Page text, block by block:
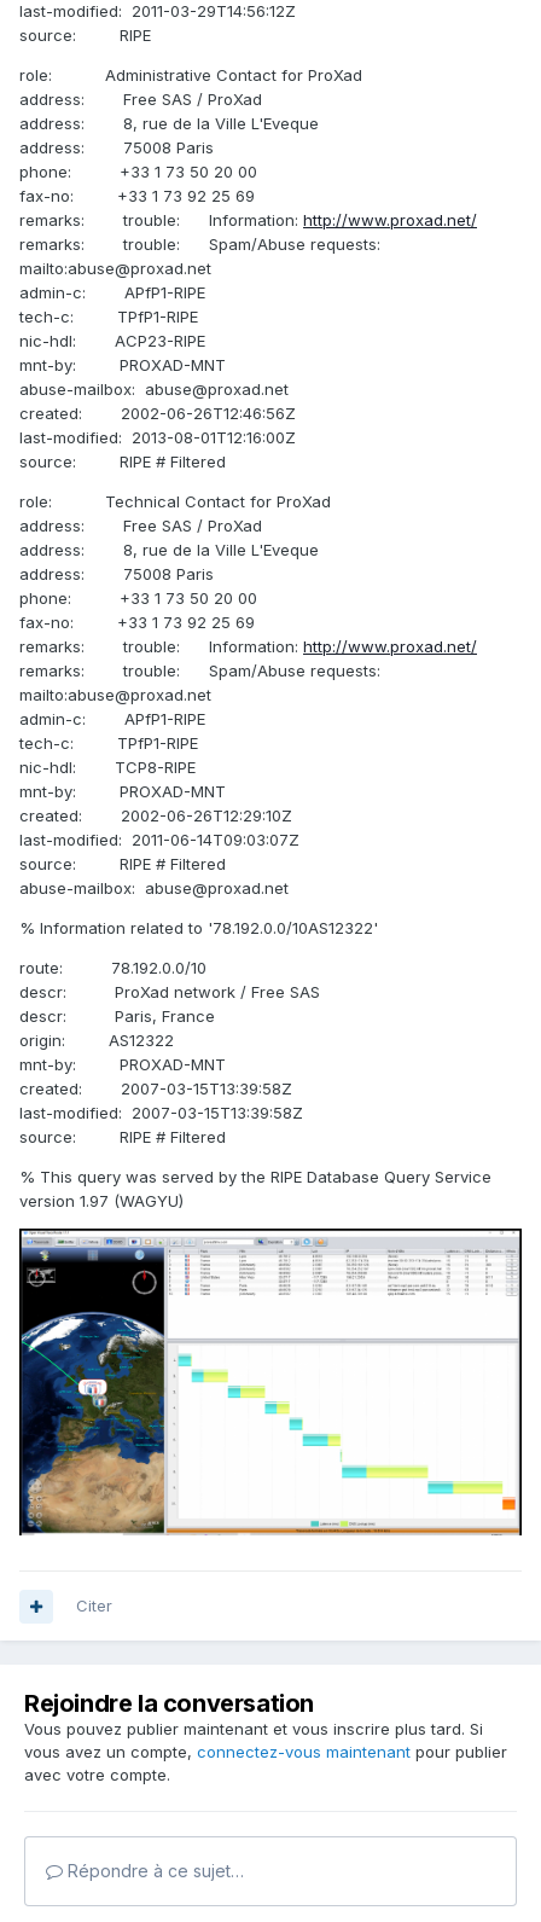
last-modified: 2011-03-29T14:56:12Z
source: RIPE
role: Administrative Contact for ProXad
address: Free SAS / ProXad
address: 8, rue de la Ville L'Eveque
address: 75008 Paris
phone: +33 1 73 50 20 00
fax-no: +33 1 73 92 25 69
remarks: trouble: Information: http://www.proxad.net/
remarks: trouble: Spam/Abuse requests:
mailto:abuse@proxad.net
admin-c: APfP1-RIPE
tech-c: TPfP1-RIPE
nic-hdl: ACP23-RIPE
mnt-by: PROXAD-MNT
abuse-mailbox: abuse@proxad.net
created: 2002-06-26T12:46:56Z
last-modified: 2013-08-01T12:16:00Z
source: RIPE # Filtered
role: Technical Contact for ProXad
address: Free SAS / ProXad
address: 8, rue de la Ville L'Eveque
address: 75008 Paris
phone: +33 1 73 50 20 00
fax-no: +33 1 73 92 25 69
remarks: trouble: Information: http://www.proxad.net/
remarks: trouble: Spam/Abuse requests:
mailto:abuse@proxad.net
admin-c: APfP1-RIPE
tech-c: TPfP1-RIPE
nic-hdl: TCP8-RIPE
mnt-by: PROXAD-MNT
created: 2002-06-26T12:29:10Z
last-modified: 2011-06-14T09:03:07Z
source: RIPE # Filtered
abuse-mailbox: abuse@proxad.net
% Information related to '78.192.0.0/10AS12322'
route: 78.192.0.0/10
descr: ProXad network / Free SAS
descr: Paris, France
origin: AS12322
mnt-by: PROXAD-MNT
created: 2007-03-15T13:39:58Z
last-modified: 2007-03-15T13:39:58Z
source: RIPE # Filtered
% This query was served by the RIPE Database Query Service
version 1.97 (WAGYU)
Citer
Rejoindre la conversation
Vous pouvez publier maintenant et vous inscrire plus tard. Si
vous avez un compte, connectez-vous maintenant pour publier
avec votre compte.
Répondre à ce sujet…